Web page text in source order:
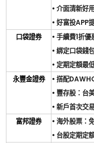
• 介面清新好
• 好富投APP
口袋證券
• 手續費1折優
• 綁定口袋錢
• 定期定額最
永豐金證券
• 搭配
• 豐存股：台
• 新戶首次交
富邦證券
• 海外股票：
• 台股定期定